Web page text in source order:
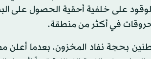
على خلفية أحقية الحصول على
في أكثر من منطقة.
بحجة نفاد المخزون، بعدما